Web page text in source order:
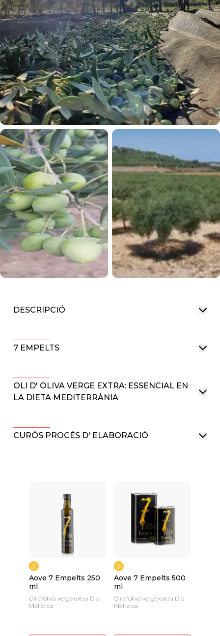
DESCRIPCIÓ
7 EMPELTS
OLI D' OLIVA VERGE EXTRA: ESSENCIAL EN
LA DIETA MEDITERRÀNIA
CURÓS PROCÉS D' ELABORACIÓ
Aove 7 Empelts 250
ml
Oli d'oliva verge extra D'o
Mallorca
Aove 7 Empelts 500
ml
Oli d'oliva verge extra D'o
Mallorca